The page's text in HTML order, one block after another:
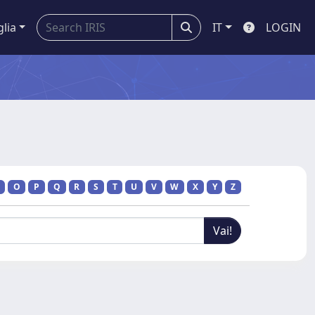
IT LOGIN
O P Q R S T U V W X Y Z